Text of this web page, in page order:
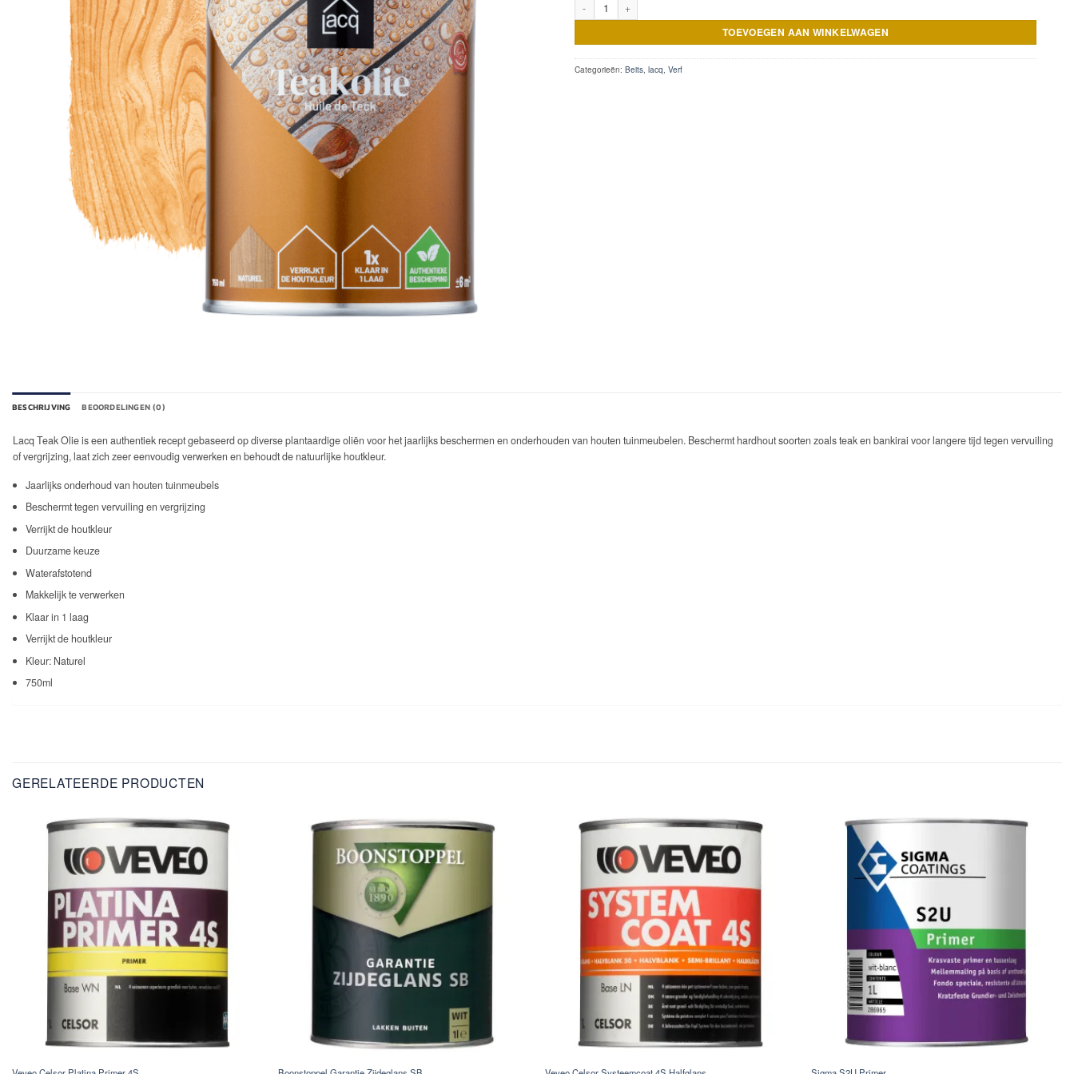
TOEVOEGEN AAN WINKELWAGEN
Categorieën:Beits ,lacq ,Verf
BESCHRIJVING BEOORDELINGEN (0)
Lacq Teak Olie is een authentiek recept gebaseerd op diverse plantaardige oliën voor het jaarlijks beschermen en onderhouden van houten tuinmeubelen. Beschermt hardhout soorten zoals teak en bankirai voor langere tijd tegen vervuiling
of vergrijzing, laat zich zeer eenvoudig verwerken en behoudt de natuurlijke houtkleur.
Jaarlijks onderhoud van houten tuinmeubels
Beschermt tegen vervuiling en vergrijzing
Verrijkt de houtkleur
Duurzame keuze
Waterafstotend
Makkelijk te verwerken
Klaar in 1 laag
Verrijkt de houtkleur
Kleur: Naturel
750ml
GERELATEERDE PRODUCTEN